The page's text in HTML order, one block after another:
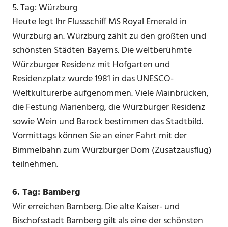
5. Tag: Würzburg
Heute legt Ihr Flussschiff MS Royal Emerald in
Würzburg an. Würzburg zählt zu den größten und
schönsten Städten Bayerns. Die weltberühmte
Würzburger Residenz mit Hofgarten und
Residenzplatz wurde 1981 in das UNESCO-
Weltkulturerbe aufgenommen. Viele Mainbrücken,
die Festung Marienberg, die Würzburger Residenz
sowie Wein und Barock bestimmen das Stadtbild.
Vormittags können Sie an einer Fahrt mit der
Bimmelbahn zum Würzburger Dom (Zusatzausflug)
teilnehmen.
6. Tag: Bamberg
Wir erreichen Bamberg. Die alte Kaiser- und
Bischofsstadt Bamberg gilt als eine der schönsten